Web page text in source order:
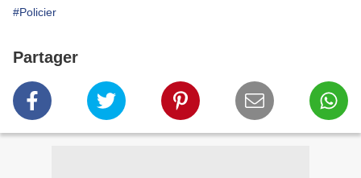
#Policier
Partager